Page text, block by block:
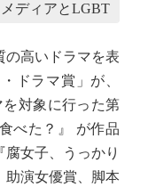
メディアとLGBT
高いドラマを表
ドラマ賞」が、
を対象に行った第
べた？』 が作品
女子、うっかり
助演女優賞、脚本